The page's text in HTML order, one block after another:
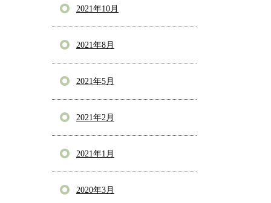
2021年10月
2021年8月
2021年5月
2021年2月
2021年1月
2020年3月